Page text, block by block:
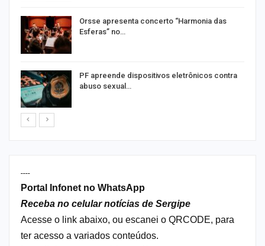
Orsse apresenta concerto “Harmonia das
Esferas” no…
PF apreende dispositivos eletrônicos contra
abuso sexual…
----
Portal Infonet no WhatsApp
Receba no celular notícias de Sergipe
Acesse o link abaixo, ou escanei o QRCODE, para
ter acesso a variados conteúdos.